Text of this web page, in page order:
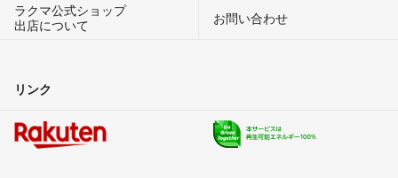
ラクマ公式ショップ
出店について
お問い合わせ
リンク